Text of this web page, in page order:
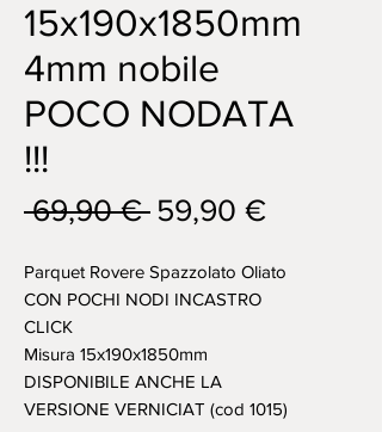
15x190x1850mm
4mm nobile
POCO NODATA
!!!
69,90 € Prezzo
59,90 €Prezzo
Parquet Rovere Spazzolato Oliato
CON POCHI NODI INCASTRO
CLICK
Misura 15x190x1850mm
DISPONIBILE ANCHE LA
VERSIONE VERNICIAT (cod 1015)